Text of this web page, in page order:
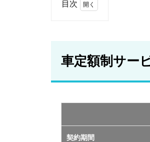
目次
制
ー
ス
比
較
車定額制サー
契約期間